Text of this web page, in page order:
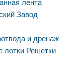
лента
Завод
и дренаж
лотки Решетки